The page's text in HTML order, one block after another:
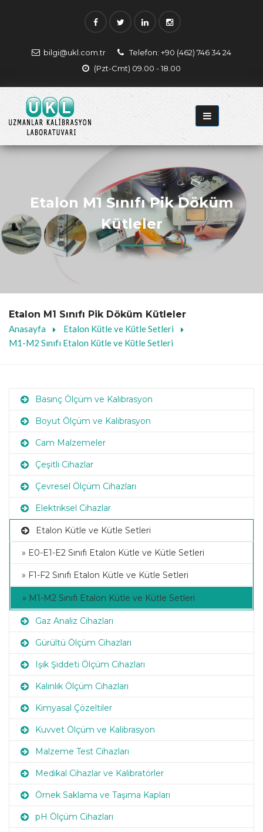
bilgi@ukl.com.tr
Telefon: +90 (462) 746 34 24
(Pzt-Cmt) 09.00 - 18.00
Etalon M1 Sınıfı Pik Döküm
Kütleler
Etalon M1 Sınıfı Pik Döküm Kütleler
Anasayfa
Etalon Kütle ve Kütle Setleri
M1-M2 Sınıfı Etalon Kütle ve Kütle Setleri
Basınç Ölçüm ve Kalibrasyon
Boyut Ölçüm ve Kalibrasyon
Cam Malzemeler
Çeşitli Cihazlar
Çevresel Ölçüm Cihazları
Elektriksel Cihazlar
Etalon Kütle ve Kütle Setleri
» E0-E1-E2 Sınıfı Etalon Kütle ve Kütle Setleri
» F1-F2 Sınıfı Etalon Kütle ve Kütle Setleri
» M1-M2 Sınıfı Etalon Kütle ve Kütle Setleri
Gaz Analiz Cihazları
Gürültü Ölçüm Cihazları
Işık Şiddeti Ölçüm Cihazları
Kalınlık Ölçüm Cihazları
Kimyasal Çözeltiler
Kuvvet Ölçüm ve Kalibrasyon
Malzeme Test Cihazları
Medikal Cihazlar ve Kalibratörler
Örnek Saklama ve Taşıma Kapları
pH Ölçüm Cihazları